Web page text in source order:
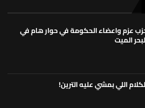
عزم واعضاء الحكومة في حوار هام في
الميت
اللي بمشي عليه الترين!